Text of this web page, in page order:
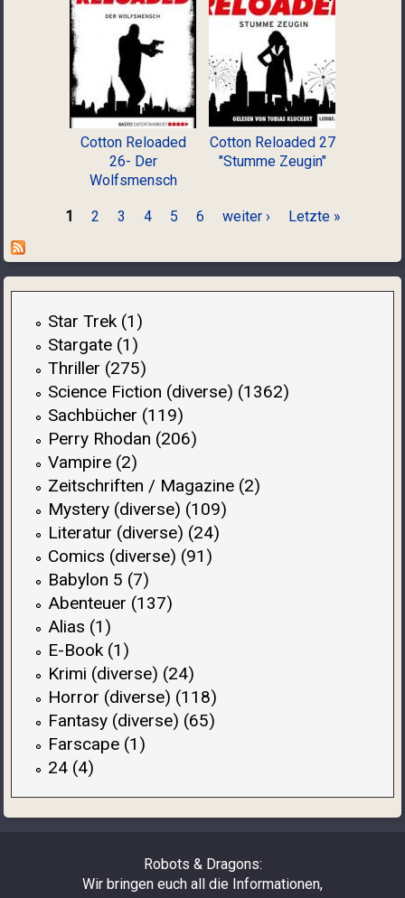
Cotton Reloaded
26- Der
Wolfsmensch
Cotton Reloaded 27
"Stumme Zeugin"
Seiten
1 2 3 4 5 6 weiter › Letzte »
Star Trek (1)
Stargate (1)
Thriller (275)
Science Fiction (diverse) (1362)
Sachbücher (119)
Perry Rhodan (206)
Vampire (2)
Zeitschriften / Magazine (2)
Mystery (diverse) (109)
Literatur (diverse) (24)
Comics (diverse) (91)
Babylon 5 (7)
Abenteuer (137)
Alias (1)
E-Book (1)
Krimi (diverse) (24)
Horror (diverse) (118)
Fantasy (diverse) (65)
Farscape (1)
24 (4)
Robots & Dragons:
Wir bringen euch all die Informationen,